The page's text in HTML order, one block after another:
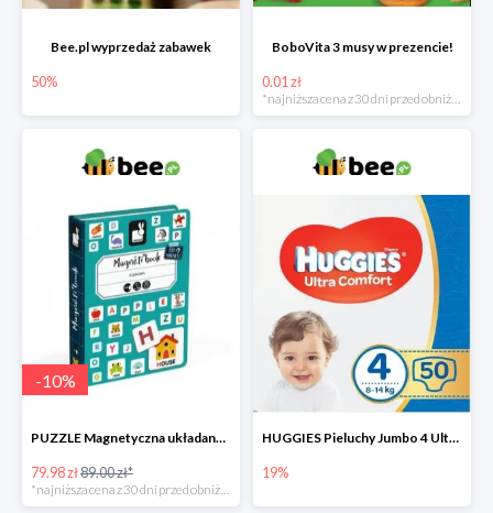
Bee.pl wyprzedaż zabawek
50%
BoboVita 3 musy w prezencie!
0.01 zł
*najniższa cena z 30 dni przed obniżką
-10%
PUZZLE Magnetyczna układanka Alfabet
79.98 zł89.00 zł*
HUGGIES Pieluchy Jumbo 4 Ultra Comfort -19%
19%